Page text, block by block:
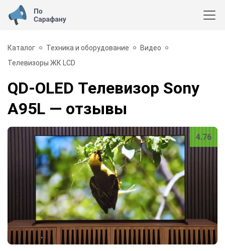
Каталог Техника и оборудование
Видео
Телевизоры ЖК LCD
QD-OLED Телевизор Sony
A95L — отзывы
4.76